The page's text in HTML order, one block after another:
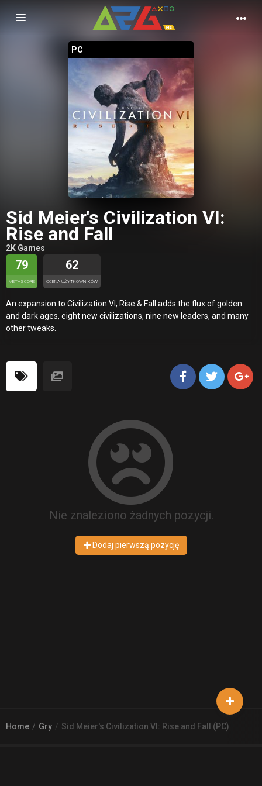
Nawigacja
PC
Sid Meier's Civilization VI:
Rise and Fall
2K Games
79
METASCORE
62
OCENA UŻYTKOWNIKÓW
An expansion to Civilization VI, Rise & Fall adds the flux of golden
and dark ages, eight new civilizations, nine new leaders, and many
other tweaks.
Nie znaleziono żadnych pozycji.
Dodaj pierwszą pozycję
Home Gry Sid Meier's Civilization VI: Rise and Fall (PC)